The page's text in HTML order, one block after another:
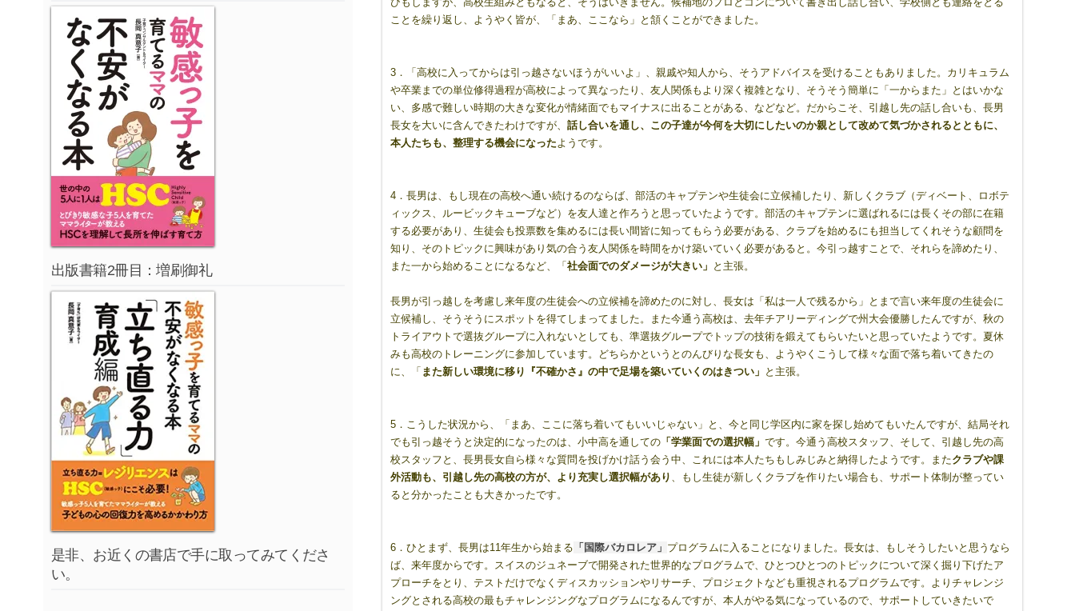
ことを繰り返し、ようやく皆が、「まあ、ここなら」と頷くことができました。
3．「高校に入ってからは引っ越さないほうがいいよ」、親戚や知人から、そうアドバイスを受けることもありました。カリキュラム
や卒業までの単位修得過程が高校によって異なったり、友人関係もより深く複雑となり、そうそう簡単に「一からまた」とはいかな
い、多感で難しい時期の大きな変化が情緒面でもマイナスに出ることがある、などなど。だからこそ、引越し先の話し合いも、長男
長女を大いに含んできたわけですが、話し合いを通し、この子達が今何を大切にしたいのか親として改めて気づかされるとともに、
本人たちも、整理する機会になったようです。
4．長男は、もし現在の高校へ通い続けるのならば、部活のキャプテンや生徒会に立候補したり、新しくクラブ（ディベート、ロボテ
ィックス、ルービックキューブなど）を友人達と作ろうと思っていたようです。部活のキャプテンに選ばれるには長くその部に在籍
する必要があり、生徒会も投票数を集めるには長い間皆に知ってもらう必要がある、クラブを始めるにも担当してくれそうな顧問を
知り、そのトピックに興味があり気の合う友人関係を時間をかけ築いていく必要があると。今引っ越すことで、それらを諦めたり、
また一から始めることになるなど、「社会面でのダメージが大きい」 と主張。
長男が引っ越しを考慮し来年度の生徒会への立候補を諦めたのに対し、長女は「私は一人で残るから」とまで言い来年度の生徒会に
立候補し、そうそうにスポットを得てしまってました。また今通う高校は、去年チアリーディングで州大会優勝したんですが、秋の
トライアウトで選抜グループに入れないとしても、準選抜グループでトップの技術を鍛えてもらいたいと思っていたようです。夏休
みも高校のトレーニングに参加しています。どちらかというとのんびりな長女も、ようやくこうして様々な面で落ち着いてきたの
に、「 また新しい環境に移り『不確かさ』の中で足場を築いていくのはきつい」 と主張。
5．こうした状況から、「まあ、ここに落ち着いてもいいじゃない」と、今と同じ学区内に家を探し始めてもいたんですが、結局それ
でも引っ越そうと決定的になったのは、小中高を通しての 「学業面での選択幅」です。今通う高校スタッフ、そして、引越し先の高
校スタッフと、長男長女自ら様々な質問を投げかけ話う会う中、これには本人たちもしみじみと納得したようです。またクラブや課
外活動も、引越し先の高校の方が、より充実し選択幅があり 、もし生徒が新しくクラブを作りたい場合も、サポート体制が整ってい
ると分かったことも大きかったです。
6．ひとまず、長男は11年生から始まる 「国際バカロレア」 プログラムに入ることになりました。長女は、もしそうしたいと思うなら
ば、来年度からです。スイスのジュネーブで開発された世界的なプログラムで、ひとつひとつのトピックについて深く掘り下げたア
プローチをとり、テストだけでなくディスカッションやリサーチ、プロジェクトなども重視されるプログラムです。よりチャレンジ
ングとされる高校の最もチャレンジングなプログラムになるんですが、本人がやる気になっているので、サポートしていきたいで
出版書籍2冊目：増刷御礼
是非、お近くの書店で手に取ってみてくださ
い。